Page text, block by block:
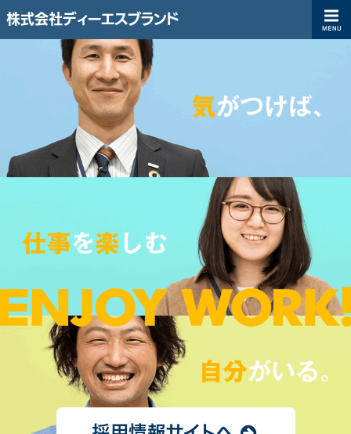
ディーエスブランド企業サイト（コーポレートサイト）|株式会社ディ
株式会社ディーエスブランド